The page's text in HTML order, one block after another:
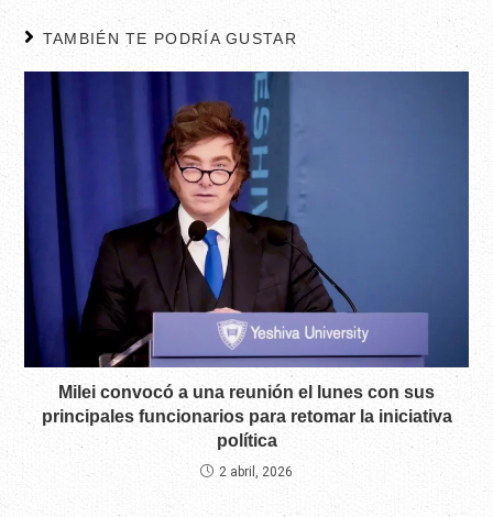
TAMBIÉN TE PODRÍA GUSTAR
Milei convocó a una reunión el lunes con sus
principales funcionarios para retomar la iniciativa
política
2 abril, 2026